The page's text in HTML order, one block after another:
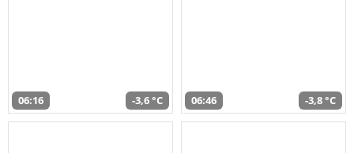
06:16 -3,6 °C 06:46 -3,8 °C